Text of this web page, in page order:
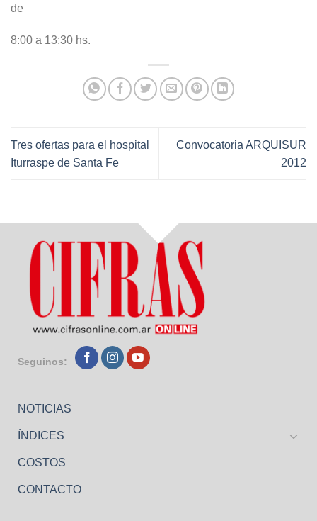
de
8:00 a 13:30 hs.
Tres ofertas para el hospital
Iturraspe de Santa Fe
Convocatoria ARQUISUR
2012
Seguinos:
NOTICIAS
ÍNDICES
COSTOS
CONTACTO